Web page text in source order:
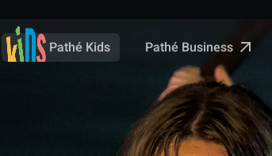
Pathé Kids Pathé Business